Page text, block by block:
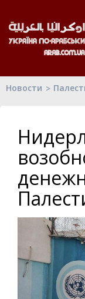
Новости